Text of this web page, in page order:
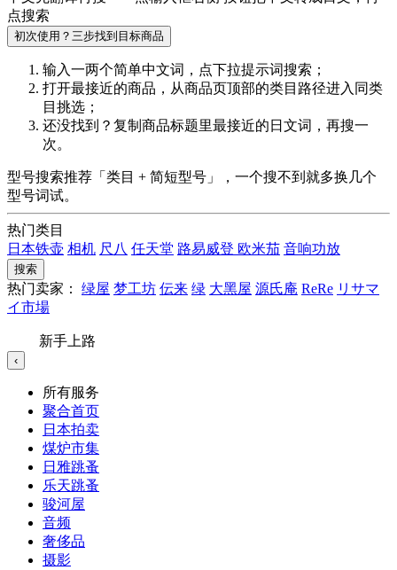
点搜索
初次使用？三步找到目标商品
输入一两个简单中文词，点下拉提示词搜索；
打开最接近的商品，从商品页顶部的类目路径进入同类
目挑选；
还没找到？复制商品标题里最接近的 日文词 ，再搜一
次。
型号搜索推荐「类目 + 简短型号」，一个搜不到就多换几个
型号词试。
热门类目
日本铁壶 相机 尺八 任天堂 路易威登 欧米茄 音响功放
搜索
热门卖家： 绿屋 梦工坊 伝来 绿 大黑屋 源氏庵 ReRe リサマ
イ市場
新手上路
‹
所有服务
聚合首页
日本拍卖
煤炉市集
日雅跳蚤
乐天跳蚤
骏河屋
音频
奢侈品
摄影